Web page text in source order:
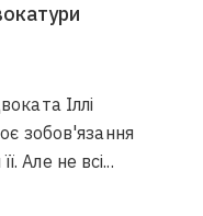
Іллі
зобов'язання
Але не всі...